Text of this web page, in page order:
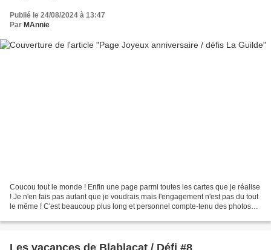
Publié le 24/08/2024 à 13:47
Par MAnnie
Coucou tout le monde ! Enfin une page parmi toutes les cartes que je réalise
! Je n'en fais pas autant que je voudrais mais l'engagement n'est pas du tout
le même ! C'est beaucoup plus long et personnel compte-tenu des photos
Les vacances de Blablacat / Défi #8